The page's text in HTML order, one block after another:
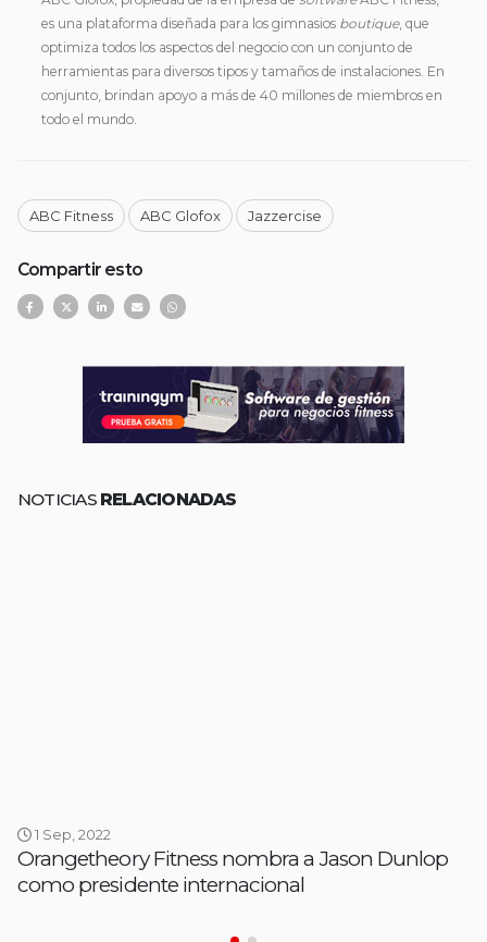
es una plataforma diseñada para los gimnasios boutique, que
optimiza todos los aspectos del negocio con un conjunto de
herramientas para diversos tipos y tamaños de instalaciones. En
conjunto, brindan apoyo a más de 40 millones de miembros en
todo el mundo.
ABC Fitness ABC Glofox Jazzercise
Compartir esto
NOTICIAS RELACIONADAS
1 Sep, 2022
Orangetheory Fitness nombra a Jason Dunlop
como presidente internacional